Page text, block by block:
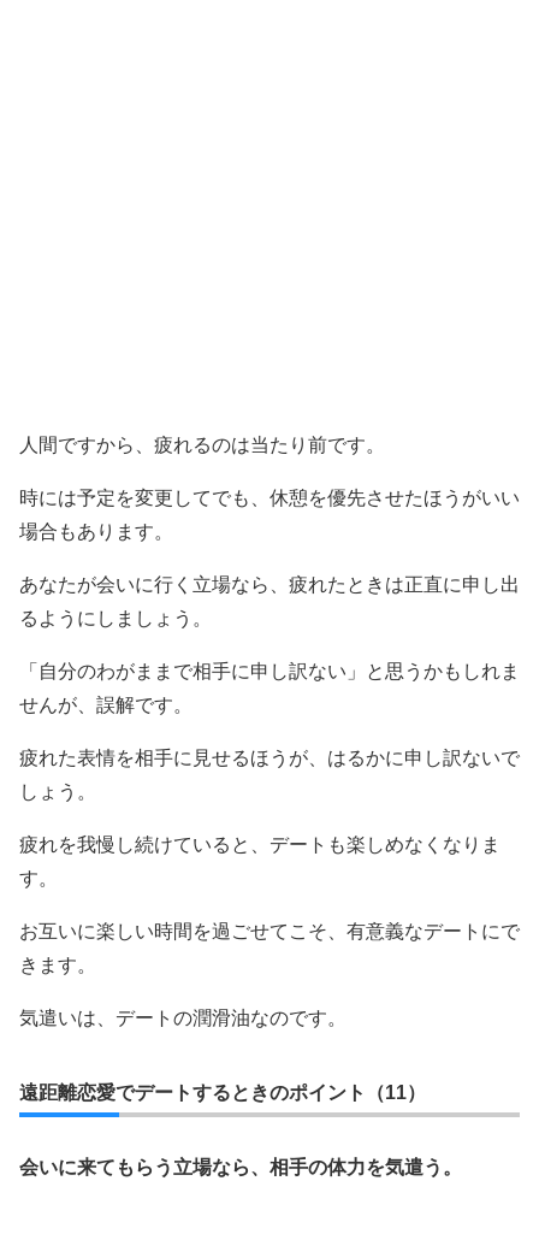
人間ですから、疲れるのは当たり前です。
時には予定を変更してでも、休憩を優先させたほうがいい
場合もあります。
あなたが会いに行く立場なら、疲れたときは正直に申し出
るようにしましょう。
「自分のわがままで相手に申し訳ない」と思うかもしれま
せんが、誤解です。
疲れた表情を相手に見せるほうが、はるかに申し訳ないで
しょう。
疲れを我慢し続けていると、デートも楽しめなくなりま
す。
お互いに楽しい時間を過ごせてこそ、有意義なデートにで
きます。
気遣いは、デートの潤滑油なのです。
遠距離恋愛でデートするときのポイント（11）
会いに来てもらう立場なら、相手の体力を気遣う。